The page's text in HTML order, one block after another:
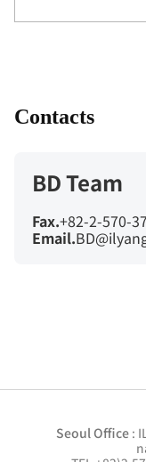
Contacts
BD Team
Fax.+82-2-570-
Email.
Seoul Office: